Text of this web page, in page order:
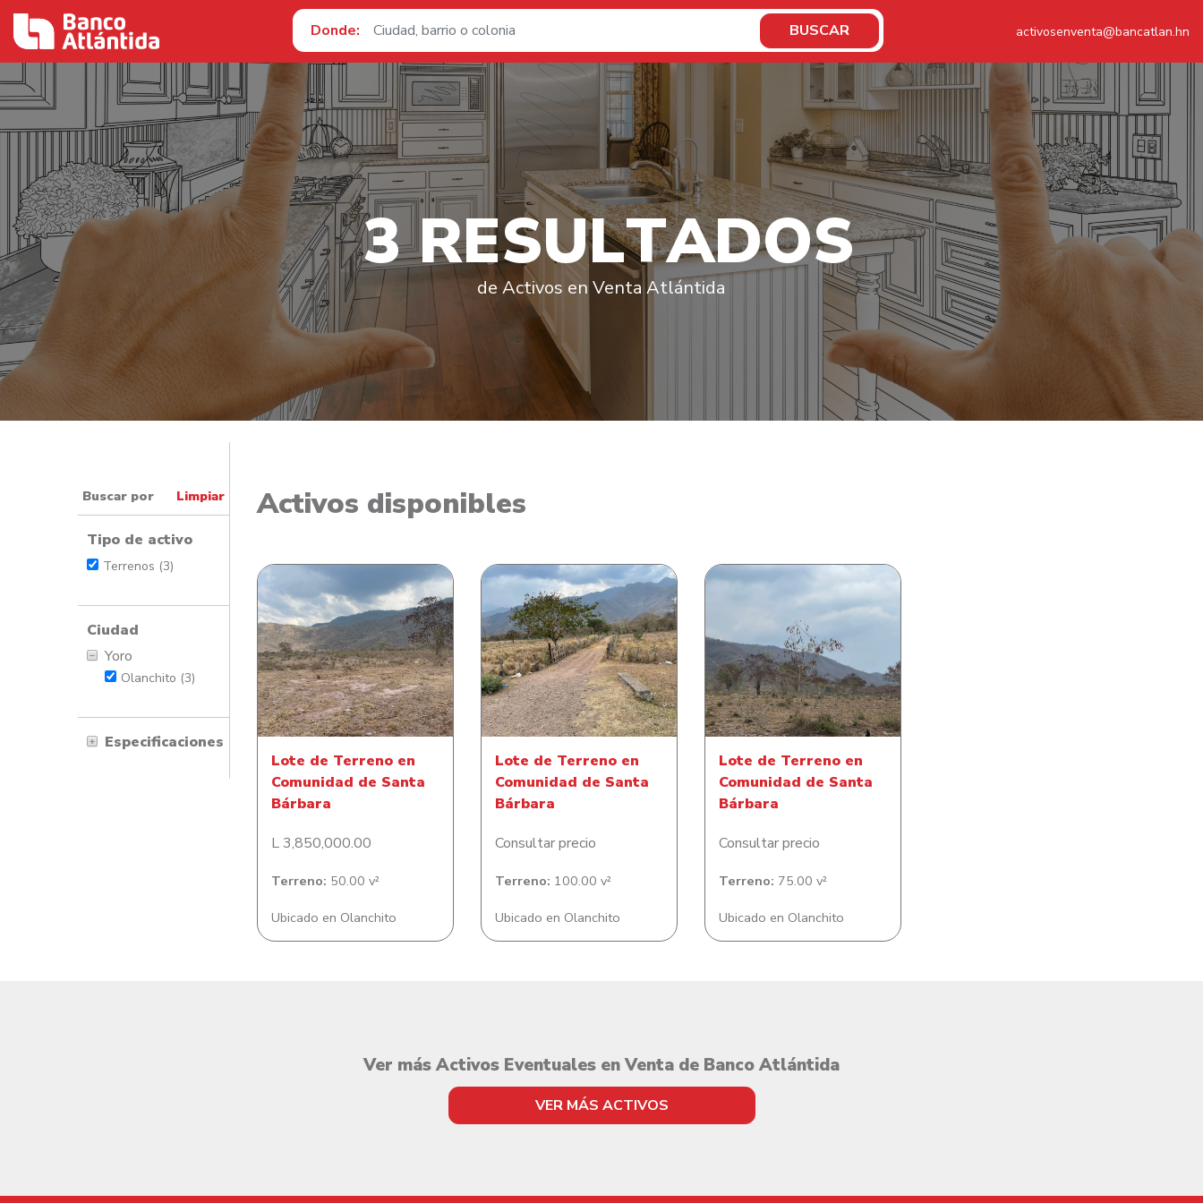
activosenventa@bancatlan.hn
Donde: BUSCAR
3 RESULTADOS
de Activos en Venta Atlántida
Buscar por Limpiar
Tipo de activo
Terrenos (3)
Ciudad
Yoro
Olanchito (3)
Especificaciones
Activos disponibles
Lote de Terreno en
Comunidad de Santa
Bárbara
Lote de Terreno en
Comunidad de Santa
Bárbara
L 3,850,000.00
Terreno: 50.00 v²
Ubicado en Olanchito
Lote de Terreno en
Comunidad de Santa
Bárbara
Lote de Terreno en
Comunidad de Santa
Bárbara
Consultar precio
Terreno: 100.00 v²
Ubicado en Olanchito
Lote de Terreno en
Comunidad de Santa
Bárbara
Lote de Terreno en
Comunidad de Santa
Bárbara
Consultar precio
Terreno: 75.00 v²
Ubicado en Olanchito
Ver más Activos Eventuales en Venta de Banco Atlántida
VER MÁS ACTIVOS